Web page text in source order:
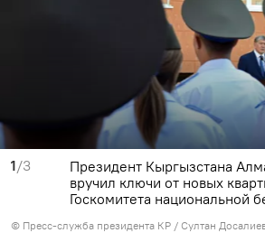
1/3
© Пресс-служба президента КР / Султан
Президент Кыргызстана
вручил ключи от новых
Госкомитета национальной